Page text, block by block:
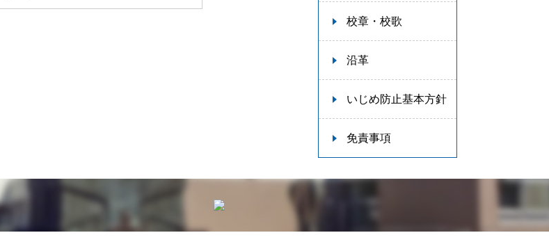
校章・校歌
沿革
いじめ防止基本方針
免責事項